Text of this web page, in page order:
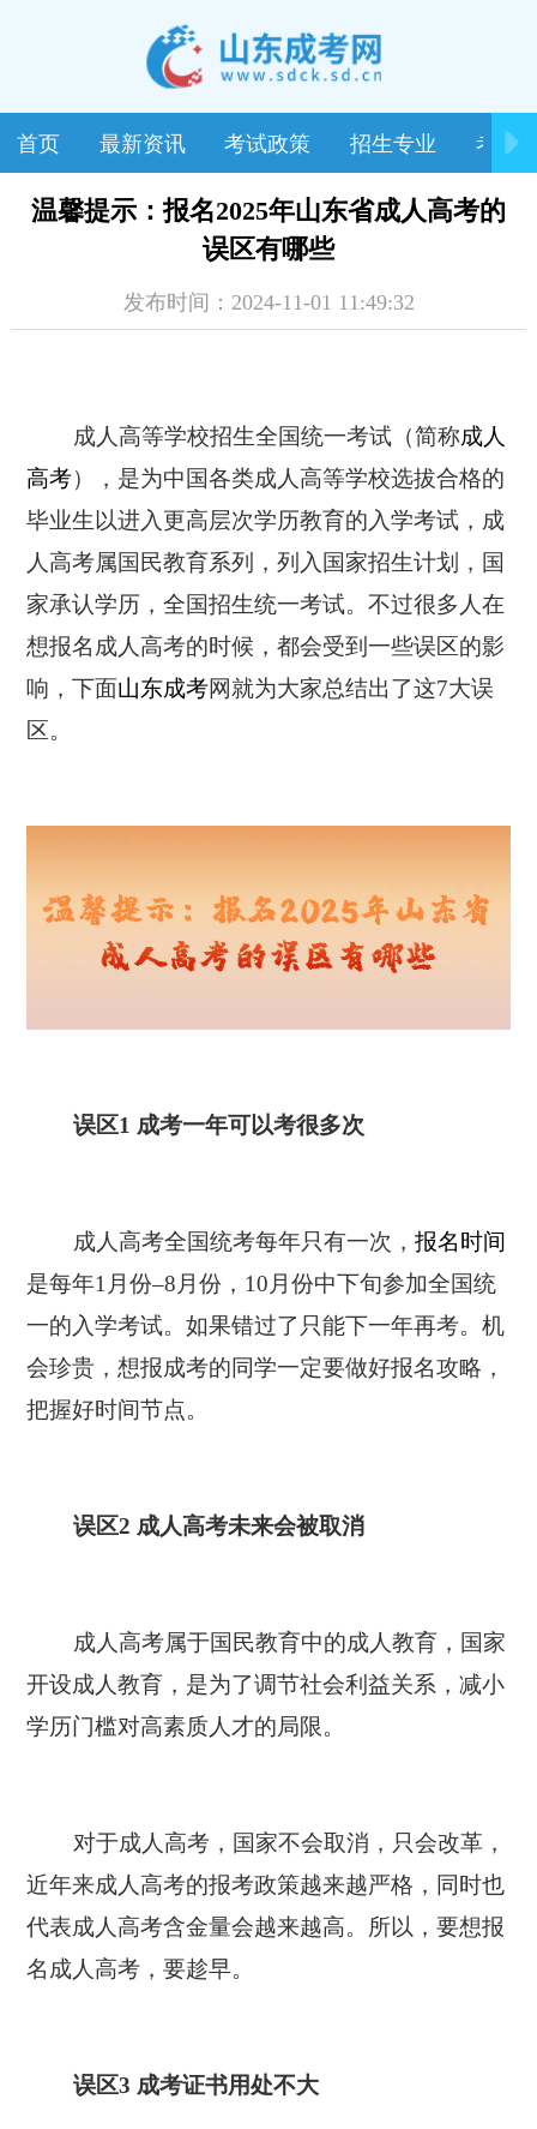
首页 最新资讯 考试政策 招生专业 考试
温馨提示：报名2025年山东省成人高考的
误区有哪些
发布时间：2024-11-01 11:49:32
成人高等学校招生全国统一考试（简称成人
高考），是为中国各类成人高等学校选拔合格的
毕业生以进入更高层次学历教育的入学考试，成
人高考属国民教育系列，列入国家招生计划，国
家承认学历，全国招生统一考试。不过很多人在
想报名成人高考的时候，都会受到一些误区的影
响，下面山东成考网就为大家总结出了这7大误
区。
误区1 成考一年可以考很多次
成人高考全国统考每年只有一次， 报名时间
是每年1月份–8月份，10月份中下旬参加全国统
一的入学考试。如果错过了只能下一年再考。机
会珍贵，想报成考的同学一定要做好报名攻略，
把握好时间节点。
误区2 成人高考未来会被取消
成人高考属于国民教育中的成人教育，国家
开设成人教育，是为了调节社会利益关系，减小
学历门槛对高素质人才的局限。
对于成人高考，国家不会取消，只会改革，
近年来成人高考的报考政策越来越严格，同时也
代表成人高考含金量会越来越高。所以，要想报
名成人高考，要趁早。
误区3 成考证书用处不大